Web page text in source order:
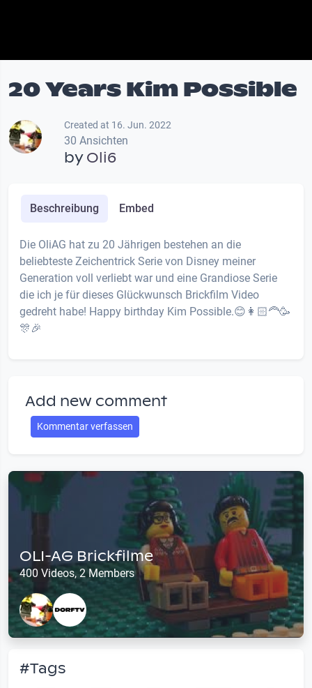
20 Years Kim Possible
Created at 16. Jun. 2022
30 Ansichten
byOli6
Beschreibung Embed
Die OliAG hat zu 20 Jährigen bestehen an die
beliebteste Zeichentrick Serie von Disney meiner
Generation voll verliebt war und eine Grandiose Serie
die ich je für dieses Glückwunsch Brickfilm Video
gedreht habe! Happy birthday Kim Possible.😊👩🏻‍🦰🥳
🎊🎉
Add new comment
Kommentar verfassen
OLI-AG Brickfilme
400 Videos, 2 Members
#Tags